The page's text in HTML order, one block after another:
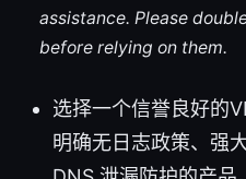
assistance. Please
before relying on them.
选择一个信誉良好的
明确无日志政策、强